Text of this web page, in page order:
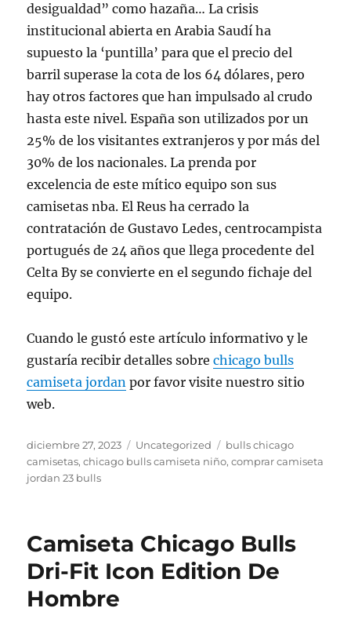
desigualdad” como hazaña… La crisis
institucional abierta en Arabia Saudí ha
supuesto la ‘puntilla’ para que el precio del
barril superase la cota de los 64 dólares, pero
hay otros factores que han impulsado al crudo
hasta este nivel. España son utilizados por un
25% de los visitantes extranjeros y por más del
30% de los nacionales. La prenda por
excelencia de este mítico equipo son sus
camisetas nba. El Reus ha cerrado la
contratación de Gustavo Ledes, centrocampista
portugués de 24 años que llega procedente del
Celta By se convierte en el segundo fichaje del
equipo.
Cuando le gustó este artículo informativo y le
gustaría recibir detalles sobrechicago bulls
camiseta jordan por favor visite nuestro sitio
web.
Publicado
el
diciembre 27, 2023 Categorías
Uncategorized Etiquetas
bulls chicago
camisetas,chicago bulls camiseta niño,comprar camiseta
jordan 23 bulls
Camiseta Chicago Bulls
Dri-Fit Icon Edition De
Hombre